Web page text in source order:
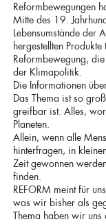
Reformbewegungen
Mitte des 19.
Lebensumstände der
hergestellten
Reformbewegung,
der Klimapolitik.
Die Informationen
Das Thema ist so
greifbar ist. Alles,
Planeten.
Allein, wenn alle
hinterfragen, in
Zeit gewonnen
finden.
REFORM meint für
was wir bisher als
Thema haben wir uns